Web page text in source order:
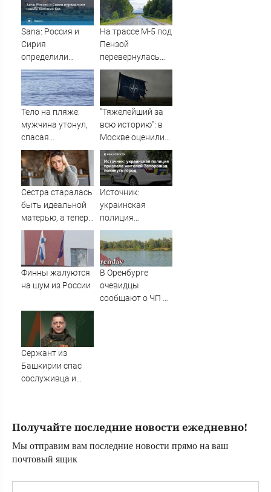
Sana: Россия и
Сирия
определили
судьбу военных
баз
На трассе М-5 под
Пензой
перевернулась
фура - Столица58
Тело на пляже:
мужчина утонул,
спасая
маленькую дочку
09/08/2026 –
Новости
"Тяжелейший за
всю историю": в
Москве оценили
масштаб кризиса
в НАТО
Сестра старалась
быть идеальной
матерью, а теперь
рыдает, потому
что у дочери к ней
куча претензий
Источник:
украинская
полиция
призвала
жителей
Запорожья
покинуть город
Финны жалуются
на шум из России
В Оренбурге
очевидцы
сообщают о ЧП на
Сержант из
Башкирии спас
сослуживца и
Получайте последние новости ежедневно!
Мы отправим вам последние новости прямо на ваш
почтовый ящик